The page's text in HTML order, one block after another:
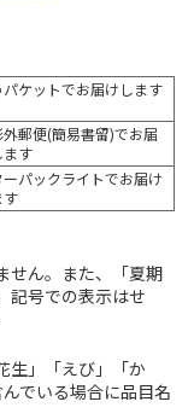
パケットでお届けします
外郵便(簡易書留)でお届
ます
ーパックライトでお届け
す
せん。また、「夏期
記号での表示はせ
生」「えび」「か
でいる場合に品目名